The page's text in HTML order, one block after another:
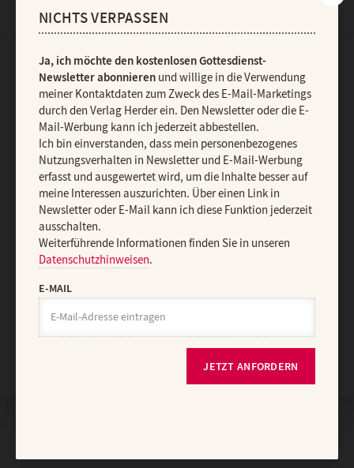
AGB und Widerrufsbelehrung Datenschutz Barrierefreiheit
Impressum
Vertrag widerrufen Abo online kündigen
Nach oben
NICHTS VERPASSEN
Ja, ich möchte den kostenlosen Gottesdienst-
Newsletter abonnierenund willige in die Verwendung
meiner Kontaktdaten zum Zweck des E-Mail-Marketings
durch den Verlag Herder ein. Den Newsletter oder die E-
Mail-Werbung kann ich jederzeit abbestellen.
Ich bin einverstanden, dass mein personenbezogenes
Nutzungsverhalten in Newsletter und E-Mail-Werbung
erfasst und ausgewertet wird, um die Inhalte besser auf
meine Interessen auszurichten. Über einen Link in
Newsletter oder E-Mail kann ich diese Funktion jederzeit
ausschalten.
Weiterführende Informationen finden Sie in unseren
Datenschutzhinweisen.
E-MAIL
JETZT ANFORDERN